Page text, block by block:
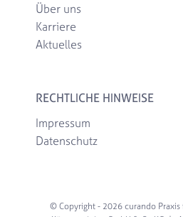
Über uns
Karriere
Aktuelles
RECHTLICHE HINWEISE
Impressum
Datenschutz
© Copyright - 2026 curando